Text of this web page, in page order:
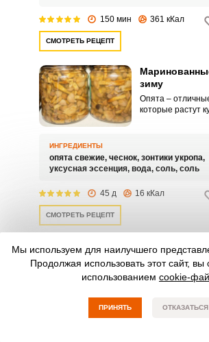
150 мин 361 кКал
СМОТРЕТЬ РЕЦЕПТ
зиму
Опята –
которые растут
маринованные
советую
рецептом и
опята на зиму.
ИНГРЕДИЕНТЫ
опята свежие, чеснок, зонтики укропа,
уксусная эссенция, вода, соль, соль
45 д 16 кКал
СМОТРЕТЬ РЕЦЕПТ
Грузди в
Если вы хотите
закуску из грибов,
приготовьте
Мы используем для наилучшего
Продолжая использовать этот сайт, вы
использованием cookie-
ПРИНЯТЬ ОТКАЗАТЬСЯ